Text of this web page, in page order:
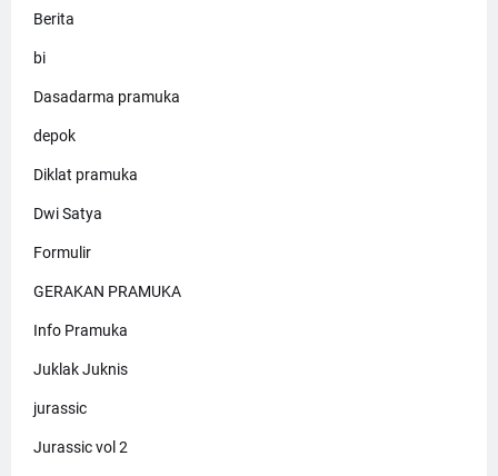
Berita
bi
Dasadarma pramuka
depok
Diklat pramuka
Dwi Satya
Formulir
GERAKAN PRAMUKA
Info Pramuka
Juklak Juknis
jurassic
Jurassic vol 2